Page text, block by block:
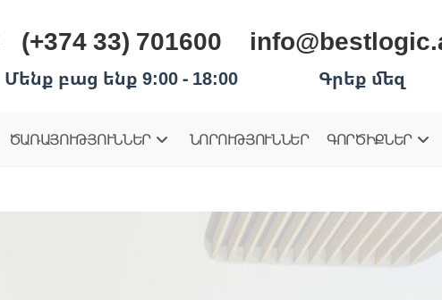
(+374 33) 701600
Մենք բաց ենք 9:00 - 18:00 Գրեք մեզ
ԾԱՌԱՅՈՒԹՅՈՒՆՆԵՐ ՆՈՐՈՒԹՅՈՒՆՆԵՐ ԳՈՐԾԻՔՆԵՐ